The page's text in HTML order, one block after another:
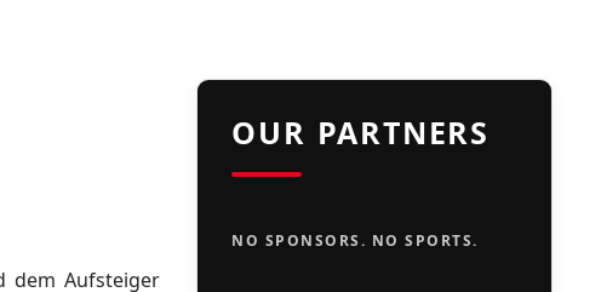
dem Aufsteiger
OUR PARTNERS
NO SPONSORS. NO SPORTS.